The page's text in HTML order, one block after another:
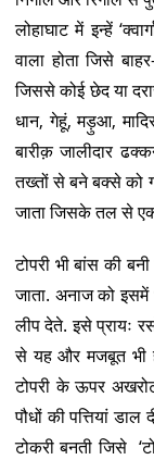
लोहाघाट में इन्हें
वाला होता जिसे
जिससे कोई छेद या
धान, गेहूं, मड़ुआ,
बारीक़ जालीदार
तख्तों से बने बक्से को
जाता जिसके तल से
टोपरी भी बांस की
जाता. अनाज को
लीप देते. इसे प्रायः
से यह और मजबूत भी
टोपरी के ऊपर
पौधों की पत्तियां डाल
टोकरी बनती जिसे